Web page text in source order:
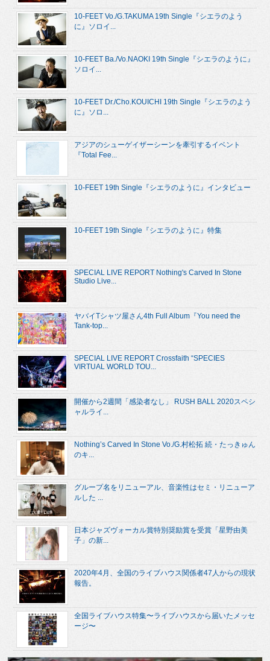
10-FEET Vo./G.TAKUMA 19th Single『シエラのよう
に』ソロイ...
10-FEET Ba./Vo.NAOKI 19th Single『シエラのように』
ソロイ...
10-FEET Dr./Cho.KOUICHI 19th Single『シエラのよう
に』ソロ...
アジアのシューゲイザーシーンを牽引するイベント
『Total Fee...
10-FEET 19th Single『シエラのように』インタビュー
10-FEET 19th Single『シエラのように』特集
SPECIAL LIVE REPORT Nothing's Carved In Stone
Studio Live...
ヤバイTシャツ屋さん4th Full Album『You need the
Tank-top...
SPECIAL LIVE REPORT Crossfaith “SPECIES
VIRTUAL WORLD TOU...
開催から2週間「感染者なし」 RUSH BALL 2020スペシ
ャルライ...
Nothing’s Carved In Stone Vo./G.村松拓 続・たっきゅん
のキ...
グループ名をリニューアル、音楽性はセミ・リニューア
ルした ...
日本ジャズヴォーカル賞特別奨励賞を受賞「星野由美
子」の新...
2020年4月、全国のライブハウス関係者47人からの現状
報告。
全国ライブハウス特集〜ライブハウスから届いたメッセ
ージ〜